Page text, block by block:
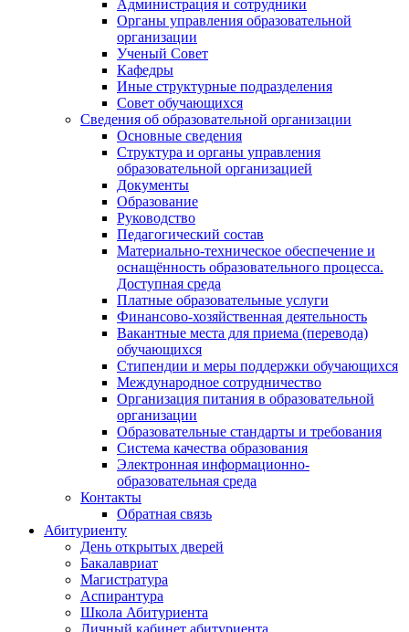
Администрация и сотрудники
Органы управления образовательной
организации
Ученый Совет
Кафедры
Иные структурные подразделения
Совет обучающихся
Сведения об образовательной организации
Основные сведения
Структура и органы управления
образовательной организацией
Документы
Образование
Руководство
Педагогический состав
Материально-техническое обеспечение и
оснащённость образовательного процесса.
Доступная среда
Платные образовательные услуги
Финансово-хозяйственная деятельность
Вакантные места для приема (перевода)
обучающихся
Стипендии и меры поддержки обучающихся
Международное сотрудничество
Организация питания в образовательной
организации
Образовательные стандарты и требования
Система качества образования
Электронная информационно-
образовательная среда
Контакты
Обратная связь
Абитуриенту
День открытых дверей
Бакалавриат
Магистратура
Аспирантура
Школа Абитуриента
Личный кабинет абитуриента